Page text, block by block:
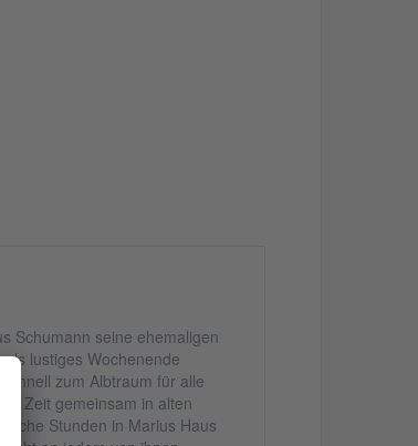
Schumann seine ehemaligen
lustiges Wochenende
zum Albtraum für alle
Zeit gemeinsam in alten
Stunden in Marius Haus